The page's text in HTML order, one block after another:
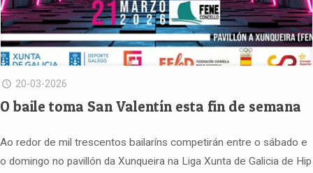
20-03-2026
O baile toma San Valentín esta fin de semana
Ao redor de mil trescentos bailaríns competirán entre o sábado e
o domingo no pavillón da Xunqueira na Liga Xunta de Galicia de Hip